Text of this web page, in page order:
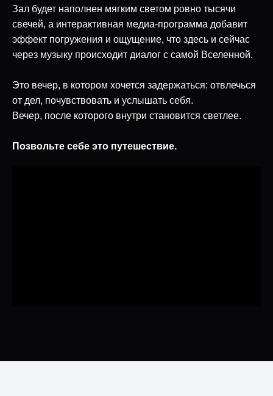
Зал будет наполнен мягким светом ровно тысячи
свечей, а интерактивная медиа-программа добавит
эффект погружения и ощущение, что здесь и сейчас
через музыку происходит диалог с самой Вселенной.
Это вечер, в котором хочется задержаться: отвлечься
от дел, почувствовать и услышать себя.
Вечер, после которого внутри становится светлее.
Позвольте себе это путешествие.